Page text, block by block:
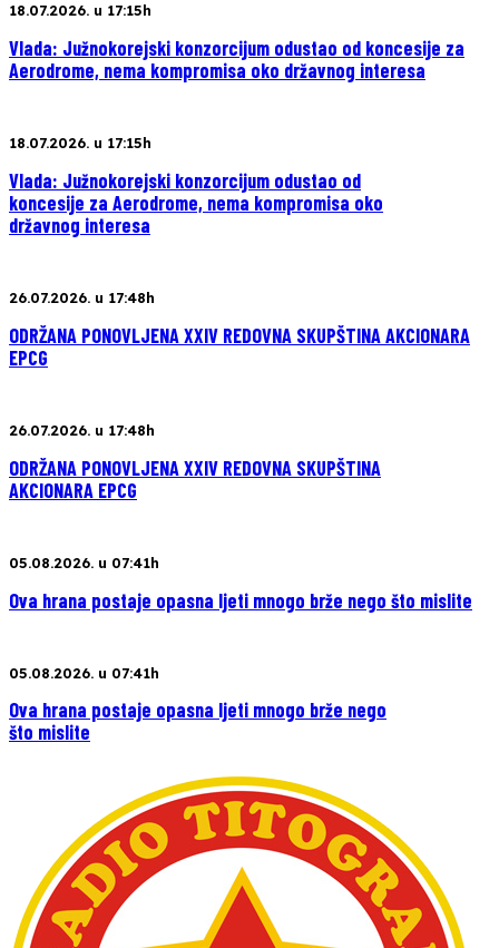
18.07.2026. u 17:15h
Vlada: Južnokorejski konzorcijum odustao od koncesije za
Aerodrome, nema kompromisa oko državnog interesa
18.07.2026. u 17:15h
Vlada: Južnokorejski konzorcijum odustao od
koncesije za Aerodrome, nema kompromisa oko
državnog interesa
26.07.2026. u 17:48h
ODRŽANA PONOVLJENA XXIV REDOVNA SKUPŠTINA AKCIONARA
EPCG
26.07.2026. u 17:48h
ODRŽANA PONOVLJENA XXIV REDOVNA SKUPŠTINA
AKCIONARA EPCG
05.08.2026. u 07:41h
Ova hrana postaje opasna ljeti mnogo brže nego što mislite
05.08.2026. u 07:41h
Ova hrana postaje opasna ljeti mnogo brže nego
što mislite